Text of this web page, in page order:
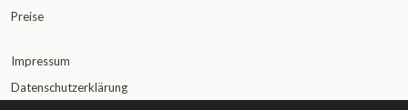
Preise
Impressum
Datenschutzerklärung